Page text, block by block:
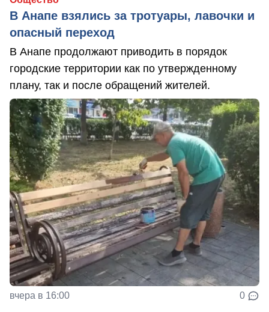
В Анапе взялись за тротуары, лавочки и
опасный переход
В Анапе продолжают приводить в порядок
городские территории как по утвержденному
плану, так и после обращений жителей.
вчера в 16:00 0